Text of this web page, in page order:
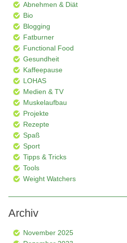
Abnehmen & Diät
Bio
Blogging
Fatburner
Functional Food
Gesundheit
Kaffeepause
LOHAS
Medien & TV
Muskelaufbau
Projekte
Rezepte
Spaß
Sport
Tipps & Tricks
Tools
Weight Watchers
Archiv
November 2025